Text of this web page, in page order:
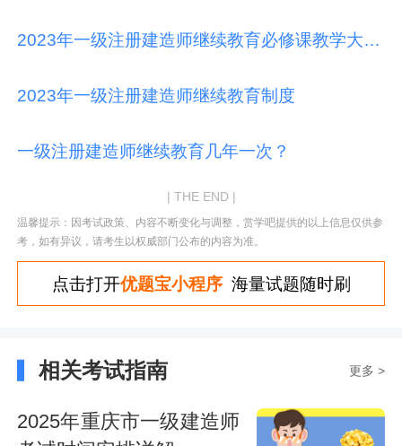
2023年一级注册建造师继续教育必修课教学大纲有哪些内容？
2023年一级注册建造师继续教育制度
一级注册建造师继续教育几年一次？
| THE END |
温馨提示：因考试政策、内容不断变化与调整，赏学吧提供的以上信息仅供参
考，如有异议，请考生以权威部门公布的内容为准。
点击打开优题宝小程序海量试题随时刷
相关考试指南 更多 >
2025年重庆市一级建造师